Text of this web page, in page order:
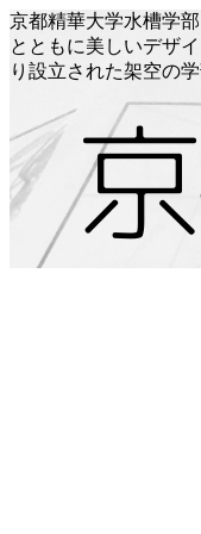
京都精華大学水槽学
とともに美しいデザ
り設立された架空の学